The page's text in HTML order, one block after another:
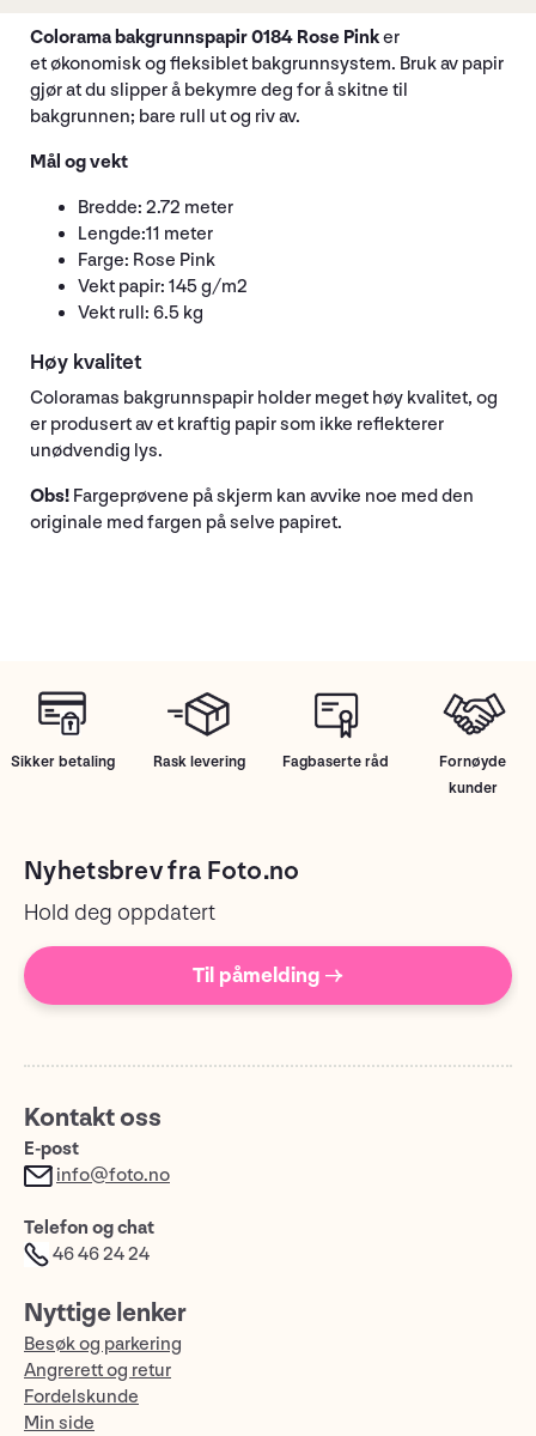
Colorama bakgrunnspapir 0184 Rose Pinker
et økonomisk og fleksiblet bakgrunnsystem. Bruk av papir
gjør at du slipper å bekymre deg for å skitne til
bakgrunnen; bare rull ut og riv av.
Mål og vekt
Bredde: 2.72 meter
Lengde:11 meter
Farge: Rose Pink
Vekt papir: 145 g/m2
Vekt rull: 6.5 kg
Høy kvalitet
Coloramas bakgrunnspapir holder meget høy kvalitet, og
er produsert av et kraftig papir som ikke reflekterer
unødvendig lys.
Obs! Fargeprøvene på skjerm kan avvike noe med den
originale med fargen på selve papiret.
Sikker betaling Rask levering Fagbaserte råd
Fornøyde
kunder
Nyhetsbrev fra Foto.no
Hold deg oppdatert
Til påmelding →
Kontakt oss
E-post
info@foto.no
Telefon og chat
46 46 24 24
Nyttige lenker
Besøk og parkering
Angrerett og retur
Fordelskunde
Min side